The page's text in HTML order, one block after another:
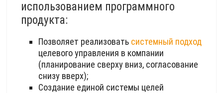
использованием программного
продукта:
Позволяет реализовать системный подход
целевого управления в компании
(планирование сверху вниз, согласование
снизу вверх);
Создание единой системы целей